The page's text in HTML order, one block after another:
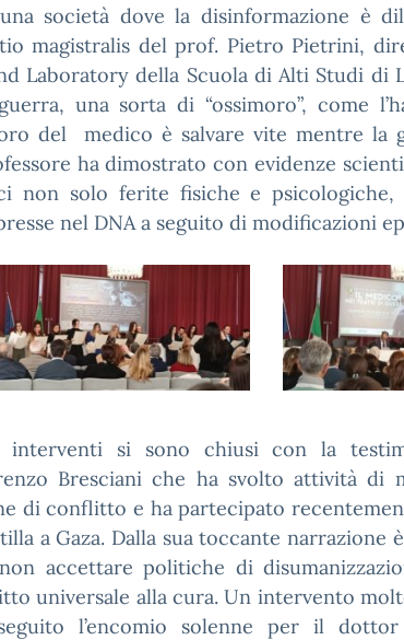
società dove la disinformazione è
magistralis del prof. Pietro Pietrini,
Laboratory della Scuola di Alti Studi di
una sorta di “ossimoro”, come
del medico è salvare vite mentre la
ha dimostrato con evidenze
non solo ferite fisiche e psicologiche,
nel DNA a seguito di modificazioni
interventi si sono chiusi con la
Bresciani che ha svolto attività di
di conflitto e ha partecipato
a Gaza. Dalla sua toccante narrazione
accettare politiche di
universale alla cura. Un intervento
l’encomio solenne per il